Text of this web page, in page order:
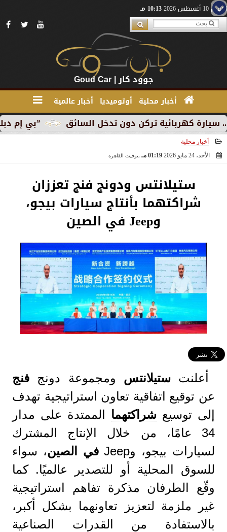
الإثنين 10 أغسطس 2026 10:13 مـ
جوود كار | Goud Car
أخبار محلية أوتوميديا أخبار عالمية
”بي إم دبليو” تبدأ
أخبار محلية
الأحد، 24 مايو 2026
01:19 مـ بتوقيت القاهرة
ستيلانتس ودونج فنج تعززان
شراكتهما بأنتاج سيارات بيجو،
وJeep في الصين
أعلنتستيلانتس ومجموعة دونج فنج
عن توقيع اتفاقية تعاون استراتيجية تهدف
إلى توسيع شراكتهما الممتدة على مدار
34 عامًا، من خلال الإنتاج المشترك
لسيارات بيجو، وJeep
في الصين، سواء
للسوق المحلية أو للتصدير عالميًا. كما
وقّع الطرفان مذكرة تفاهم استراتيجية
غير ملزمة لتعزيز تعاونهما بشكل أكبر،
بالاستفادة من القدرات الصناعية